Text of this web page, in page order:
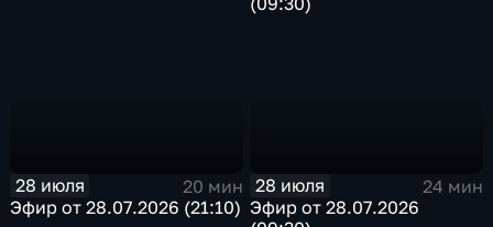
28 июля
20 мин
Эфир от 28.07.2026 (21:10)
28 июля
24 мин
Эфир от 28.07.2026